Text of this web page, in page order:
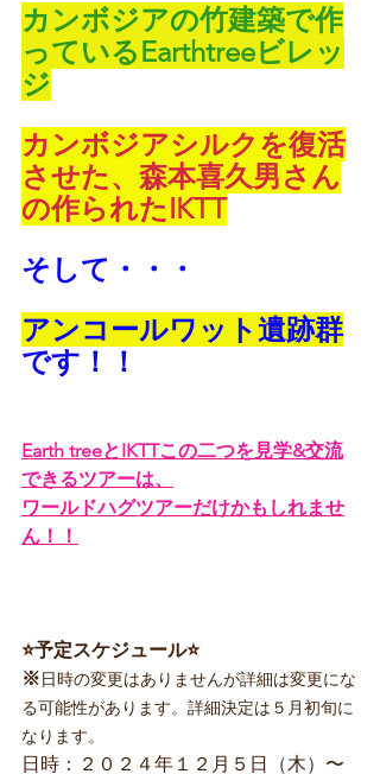
カンボジアの竹建築で作
っているEarthtreeビレッ
ジ
カンボジアシルクを復活
させた、森本喜久男さん
の作られたIKTT
そして・・・
アンコールワット遺跡群
です！！
Earth treeとIKTTこの二つを見学&交流
できるツアーは、
ワールドハグツアーだけかもしれませ
ん！！
⭐️予定スケジュール⭐️
※日時の変更はありませんが詳細は変更にな
る可能性があります。詳細決定は５月初旬に
なります。
日時：２０２４年１２月５日（木）〜